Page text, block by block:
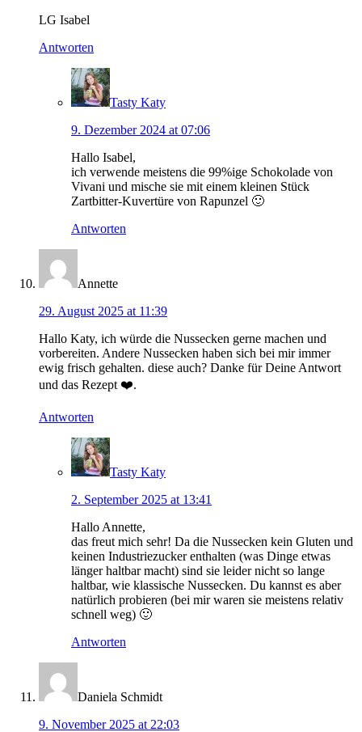
LG Isabel
Antworten
Tasty Katy
9. Dezember 2024 at 07:06
Hallo Isabel,
ich verwende meistens die 99%ige Schokolade von
Vivani und mische sie mit einem kleinen Stück
Zartbitter-Kuvertüre von Rapunzel 🙂
Antworten
Annette
29. August 2025 at 11:39
Hallo Katy, ich würde die Nussecken gerne machen und
vorbereiten. Andere Nussecken haben sich bei mir immer
ewig frisch gehalten. diese auch? Danke für Deine Antwort
und das Rezept ❤️.
Antworten
Tasty Katy
2. September 2025 at 13:41
Hallo Annette,
das freut mich sehr! Da die Nussecken kein Gluten und
keinen Industriezucker enthalten (was Dinge etwas
länger haltbar macht) sind sie leider nicht so lange
haltbar, wie klassische Nussecken. Du kannst es aber
natürlich probieren (bei mir waren sie meistens relativ
schnell weg) 🙂
Antworten
Daniela Schmidt
9. November 2025 at 22:03